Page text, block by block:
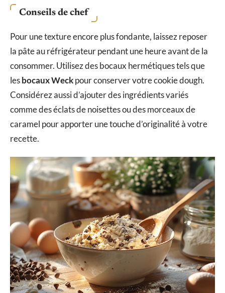
Conseils de chef
Pour une texture encore plus fondante, laissez reposer
la pâte au réfrigérateur pendant une heure avant de la
consommer. Utilisez des bocaux hermétiques tels que
lesbocaux Weckpour conserver votre cookie dough.
Considérez aussi d’ajouter des ingrédients variés
comme des éclats de noisettes ou des morceaux de
caramel pour apporter une touche d’originalité à votre
recette.